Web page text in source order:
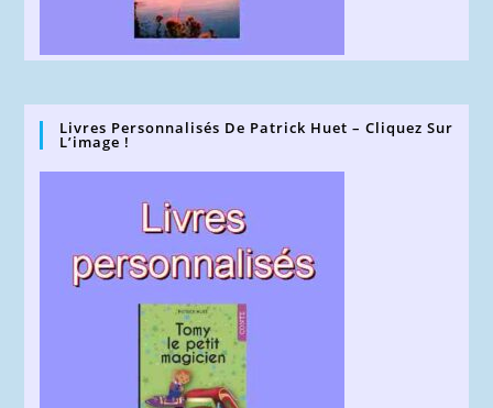
Livres Personnalisés De Patrick Huet – Cliquez Sur
L’image !